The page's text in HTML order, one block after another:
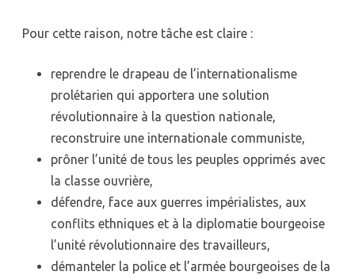
Pour cette raison, notre tâche est claire :
reprendre le drapeau de l’internationalisme
prolétarien qui apportera une solution
révolutionnaire à la question nationale,
reconstruire une internationale communiste,
prôner l’unité de tous les peuples opprimés avec
la classe ouvrière,
défendre, face aux guerres impérialistes, aux
conflits ethniques et à la diplomatie bourgeoise
l’unité révolutionnaire des travailleurs,
démanteler la police et l’armée bourgeoises de la